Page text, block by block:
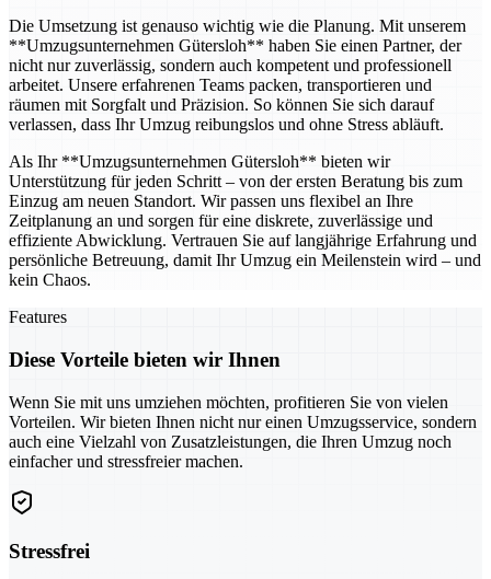
Die Umsetzung ist genauso wichtig wie die Planung. Mit unserem
**Umzugsunternehmen Gütersloh** haben Sie einen Partner, der
nicht nur zuverlässig, sondern auch kompetent und professionell
arbeitet. Unsere erfahrenen Teams packen, transportieren und
räumen mit Sorgfalt und Präzision. So können Sie sich darauf
verlassen, dass Ihr Umzug reibungslos und ohne Stress abläuft.
Als Ihr **Umzugsunternehmen Gütersloh** bieten wir
Unterstützung für jeden Schritt – von der ersten Beratung bis zum
Einzug am neuen Standort. Wir passen uns flexibel an Ihre
Zeitplanung an und sorgen für eine diskrete, zuverlässige und
effiziente Abwicklung. Vertrauen Sie auf langjährige Erfahrung und
persönliche Betreuung, damit Ihr Umzug ein Meilenstein wird – und
kein Chaos.
Features
Diese Vorteile bieten wir Ihnen
Wenn Sie mit uns umziehen möchten, profitieren Sie von vielen
Vorteilen. Wir bieten Ihnen nicht nur einen Umzugsservice, sondern
auch eine Vielzahl von Zusatzleistungen, die Ihren Umzug noch
einfacher und stressfreier machen.
Stressfrei